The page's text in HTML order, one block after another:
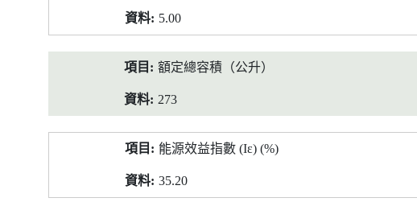
5.00
額定總容積（公升）
273
能源效益指數 (Iε) (%)
35.20